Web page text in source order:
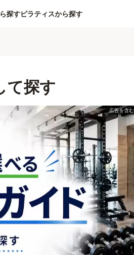
探すピラティスから探す
て探す